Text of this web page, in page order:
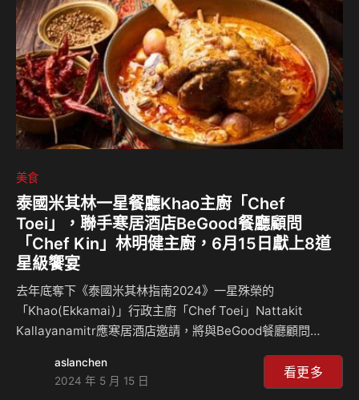
美食
泰國米其林一星餐廳Khao主廚「Chef
Toei」，聯手寒居酒店BeGood餐廳顧問
「Chef Kin」林明健主廚，6月15日獻上8道
星級饗宴
去年底奪下《泰國米其林指南2024》一星殊榮的
「Khao(Ekkamai)」行政主廚「Chef Toei」Nattakit
Kallayanamitr應寒居酒店邀請，將與BeGood餐廳顧問
彈、齊獻八道式饗宴，每套5,680元+10%，含7杯佐搭酒款或
是無酒精調飲以及迎賓特調。 本場米其林餐會為「Chef
aslanchen
2024 年 5 月 15 日
看更多